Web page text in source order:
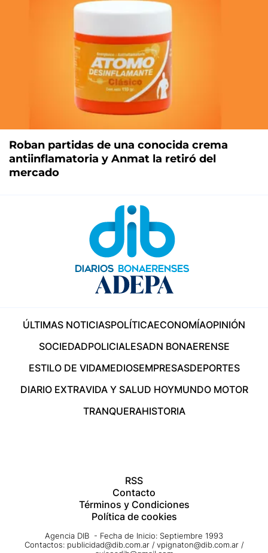
Roban partidas de una conocida crema
antiinflamatoria y Anmat la retiró del
mercado
ÚLTIMAS NOTICIASPOLÍTICAECONOMÍAOPINIÓN
SOCIEDADPOLICIALESADN BONAERENSE
ESTILO DE VIDAMEDIOSEMPRESASDEPORTES
DIARIO EXTRAVIDA Y SALUD HOYMUNDO MOTOR
TRANQUERAHISTORIA
RSS
Contacto
Términos y Condiciones
Política de cookies
Agencia DIB - Fecha de Inicio: Septiembre 1993
Contactos: publicidad@dib.com.ar / vpignaton@dib.com.ar /